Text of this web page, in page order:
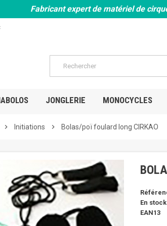
Fabricant expert de matériel de
JONGLERIE MONOCYCLES
chevron_right Initiations chevron_right Bolas/poï foulard long CIRKAO
En stock
EAN13